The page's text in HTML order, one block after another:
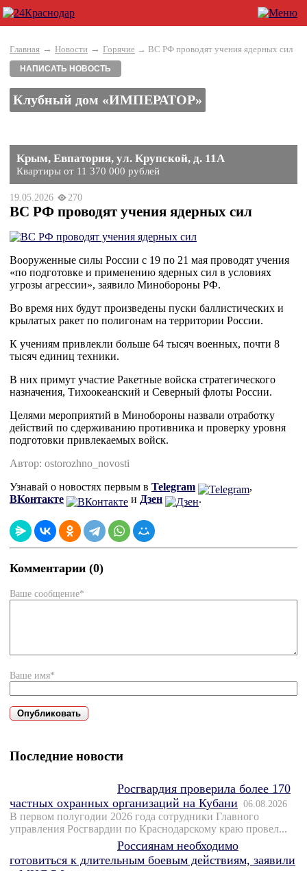
Главная → Новости → Горячие → ВС РФ проводят учения ядерных сил
НАПИСАТЬ НОВОСТЬ
Клубный дом «ИМПЕРАТОР»
Крым, Евпатория, ул. Крупской, д. 11А
Квартиры от 11 370 000 рублей
19.05.2026 270
ВС РФ проводят учения ядерных сил
Вооруженные силы России с 19 по 21 мая проводят учения
«по подготовке и применению ядерных сил в условиях
угрозы агрессии», заявило Минобороны РФ.
Во время них будут произведены пуски баллистических и
крылатых ракет по полигонам на территории России.
К учениям привлекли больше 64 тысяч военных, почти 8
тысяч единиц техники.
В них примут участие Ракетные войска стратегического
назначения, Тихоокеанский и Северный флоты России.
Целями мероприятий в Минобороны назвали отработку
действий по сдерживанию противника и проверку уровня
подготовки привлекаемых войск.
Автор: ostorozhno_novosti
Узнавай о новостях первым в Telegram
,
ВКонтакте
и Дзен .
Комментарии (0)
Ваше сообщение*
Ваше имя*
Последние новости
Росгвардия проверила более 170
частных охранных организаций на Кубани 06.08.2026
В первом полугодии 2026 года сотрудники Главного
управления Росгвардии по Краснодарскому краю провел...
Россиянам необходимо
готовиться к длительным боевым действиям, заявили